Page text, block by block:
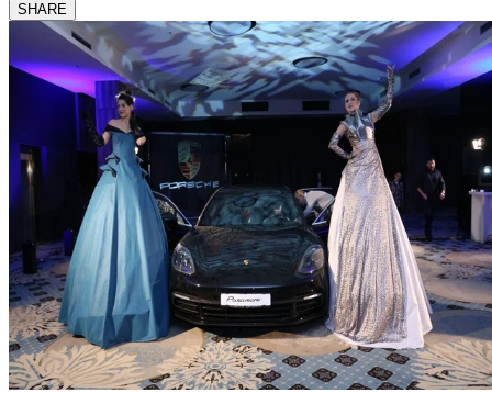
SHARE